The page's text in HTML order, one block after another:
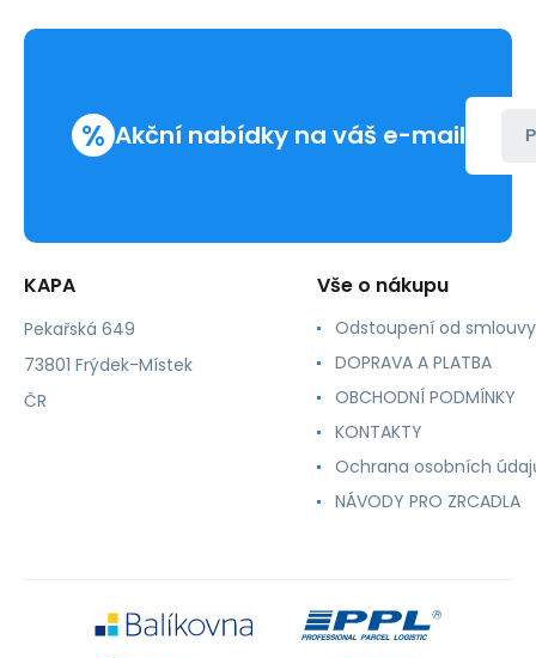
% Akční nabídky na váš e-mail
KAPA
Pekařská 649
73801 Frýdek-Místek
ČR
Vše o nákupu
Odstoupení od smlouvy
DOPRAVA A PLATBA
OBCHODNÍ PODMÍNKY
KONTAKTY
Ochrana osobních
NÁVODY PRO ZRCADLA